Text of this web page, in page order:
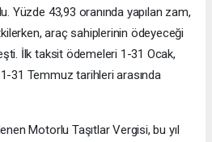
Yüzde 43,93 oranında yapılan zam,
araç sahiplerinin ödeyeceği
İlk taksit ödemeleri 1-31 Ocak,
31 Temmuz tarihleri arasında
Motorlu Taşıtlar Vergisi, bu yıl